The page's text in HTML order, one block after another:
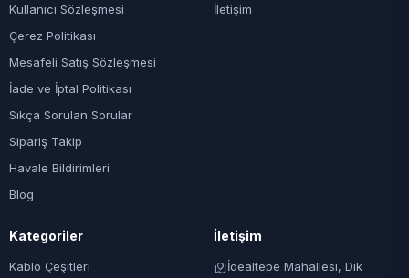
Kullanıcı Sözleşmesi
Çerez Politikası
Mesafeli Satış Sözleşmesi
İade ve İptal Politikası
Sıkça Sorulan Sorular
Sipariş Takip
Havale Bildirimleri
Blog
İletişim
Kategoriler
Kablo Çeşitleri
İletişim
İdealtepe Mahallesi, Dik